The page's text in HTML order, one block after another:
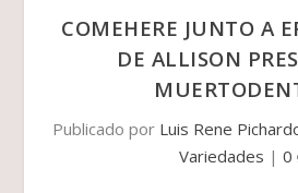
COMEHERE JUNTO A
DE ALLISON
Publicado por Luis Rene
Variedades | 0